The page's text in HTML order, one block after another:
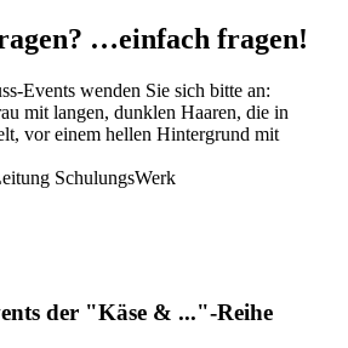
…einfach fragen!
Events wenden Sie sich bitte an:
SchulungsWerk
der "Käse & ..."-Reihe